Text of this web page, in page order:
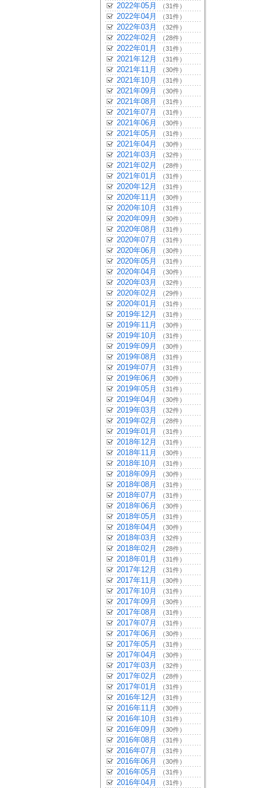
2022年05月 （31件）
2022年04月 （31件）
2022年03月 （32件）
2022年02月 （28件）
2022年01月 （31件）
2021年12月 （31件）
2021年11月 （30件）
2021年10月 （31件）
2021年09月 （30件）
2021年08月 （31件）
2021年07月 （31件）
2021年06月 （30件）
2021年05月 （31件）
2021年04月 （30件）
2021年03月 （32件）
2021年02月 （28件）
2021年01月 （31件）
2020年12月 （31件）
2020年11月 （30件）
2020年10月 （31件）
2020年09月 （30件）
2020年08月 （31件）
2020年07月 （31件）
2020年06月 （30件）
2020年05月 （31件）
2020年04月 （30件）
2020年03月 （32件）
2020年02月 （29件）
2020年01月 （31件）
2019年12月 （31件）
2019年11月 （30件）
2019年10月 （31件）
2019年09月 （30件）
2019年08月 （31件）
2019年07月 （31件）
2019年06月 （30件）
2019年05月 （31件）
2019年04月 （30件）
2019年03月 （32件）
2019年02月 （28件）
2019年01月 （31件）
2018年12月 （31件）
2018年11月 （30件）
2018年10月 （31件）
2018年09月 （30件）
2018年08月 （31件）
2018年07月 （31件）
2018年06月 （30件）
2018年05月 （31件）
2018年04月 （30件）
2018年03月 （32件）
2018年02月 （28件）
2018年01月 （31件）
2017年12月 （31件）
2017年11月 （30件）
2017年10月 （31件）
2017年09月 （30件）
2017年08月 （31件）
2017年07月 （31件）
2017年06月 （30件）
2017年05月 （31件）
2017年04月 （30件）
2017年03月 （32件）
2017年02月 （28件）
2017年01月 （31件）
2016年12月 （31件）
2016年11月 （30件）
2016年10月 （31件）
2016年09月 （30件）
2016年08月 （31件）
2016年07月 （31件）
2016年06月 （30件）
2016年05月 （31件）
2016年04月 （31件）